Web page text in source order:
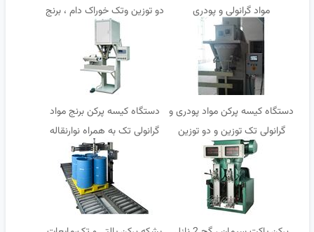
مواد گرانولی و پودری
دو توزین وتک خوراک دام ، برنج
دستگاه کیسه پرکن مواد پودری و
گرانولی تک توزین و دو توزین
دستگاه کیسه پرکن برنج مواد
گرانولی تک به همراه نوارنقاله